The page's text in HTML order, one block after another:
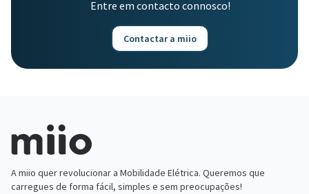
Entre em contacto connosco!
Contactar a miio
A miio quer revolucionar a Mobilidade Elétrica. Queremos que
carregues de forma fácil, simples e sem preocupações!